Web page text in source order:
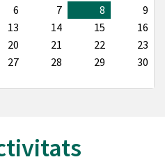
6 7 8
9
13 14 15
16
20 21 22
23
27 28 29
30